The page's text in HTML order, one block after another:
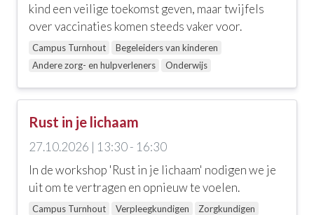
kind een veilige toekomst geven, maar twijfels
over vaccinaties komen steeds vaker voor.
Campus Turnhout
Begeleiders van kinderen
Andere zorg- en hulpverleners
Onderwijs
Rust in je lichaam
27.10.2026 | 13:30 - 16:30
In de workshop 'Rust in je lichaam' nodigen we je
uit om te vertragen en opnieuw te voelen.
Campus Turnhout Verpleegkundigen
Zorgkundigen